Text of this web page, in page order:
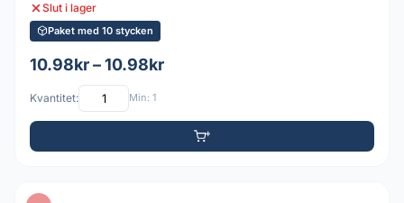
Slut i lager
Paket med 10 stycken
10.98kr – 10.98kr
Kvantitet: Min: 1